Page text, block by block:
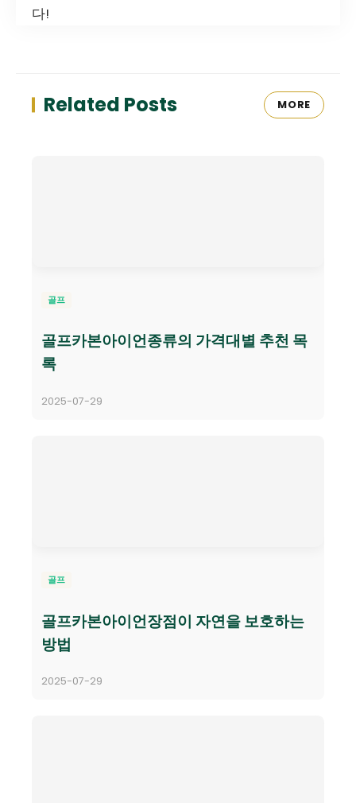
다!
Related Posts MORE
골프
골프카본아이언종류의 가격대별 추천 목
록
2025-07-29
골프
골프카본아이언장점이 자연을 보호하는
방법
2025-07-29